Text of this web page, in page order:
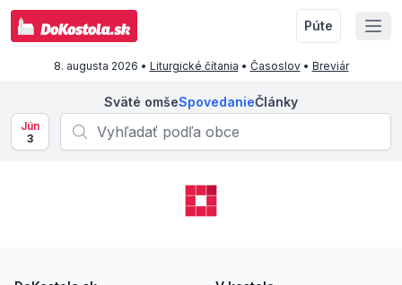
Púte
8. augusta 2026 • Liturgické čítania • Časoslov• Breviár
Sväté omšeSpovedanieČlánky
Jún
3